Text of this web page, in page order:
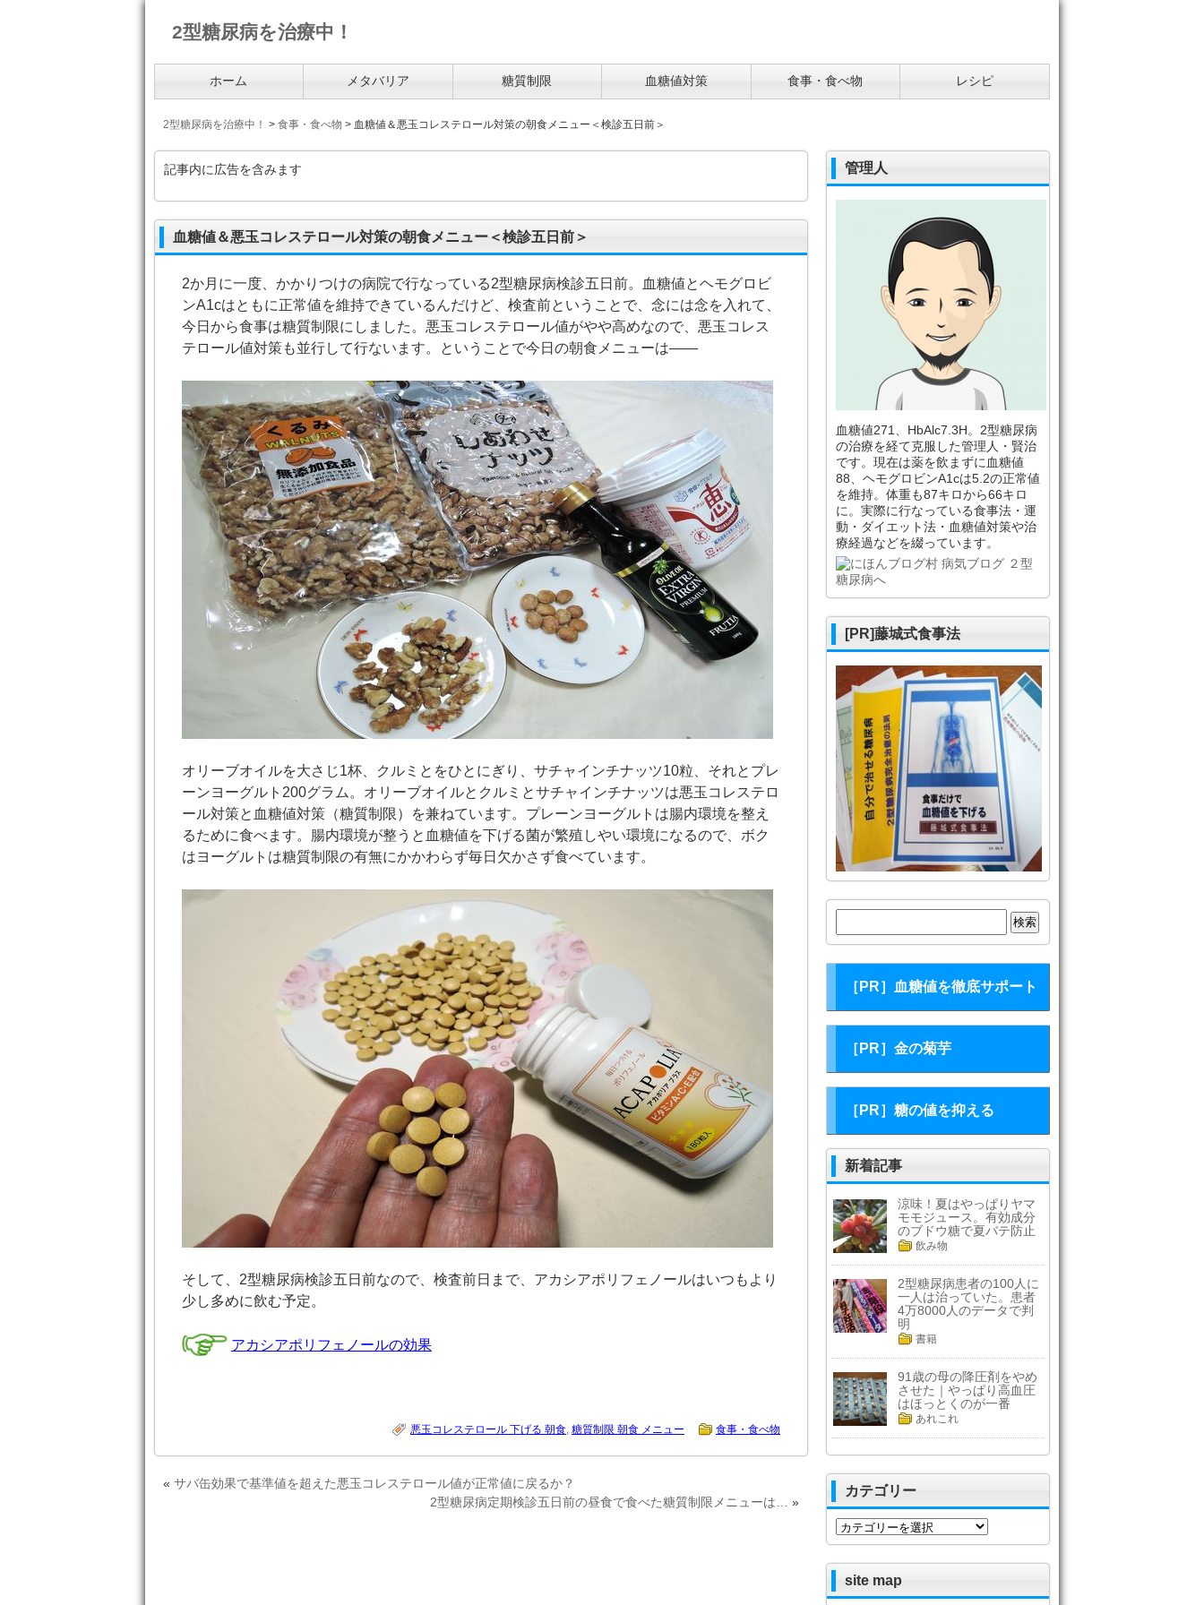
2型糖尿病を治療中！
ホーム メタバリア 糖質制限 血糖値対策 食事・食べ物 レシピ
2型糖尿病を治療中！ > 食事・食べ物 > 血糖値＆悪玉コレステロール対策の朝食メニュー＜検診五日前＞
記事内に広告を含みます
血糖値＆悪玉コレステロール対策の朝食メニュー＜検診五日前＞
2か月に一度、かかりつけの病院で行なっている2型糖尿病検診五日前。血糖値とヘモグロビ
ンA1cはともに正常値を維持できているんだけど、検査前ということで、念には念を入れて、
今日から食事は糖質制限にしました。悪玉コレステロール値がやや高めなので、悪玉コレス
テロール値対策も並行して行ないます。ということで今日の朝食メニューは――
オリーブオイルを大さじ1杯、クルミとをひとにぎり、サチャインチナッツ10粒、それとプレ
ーンヨーグルト200グラム。オリーブオイルとクルミとサチャインチナッツは悪玉コレステロ
ール対策と血糖値対策（糖質制限）を兼ねています。プレーンヨーグルトは腸内環境を整え
るために食べます。腸内環境が整うと血糖値を下げる菌が繁殖しやい環境になるので、ボク
はヨーグルトは糖質制限の有無にかかわらず毎日欠かさず食べています。
そして、2型糖尿病検診五日前なので、検査前日まで、アカシアポリフェノールはいつもより
少し多めに飲む予定。
アカシアポリフェノールの効果
悪玉コレステロール 下げる 朝食, 糖質制限 朝食 メニュー 食事・食べ物
« サバ缶効果で基準値を超えた悪玉コレステロール値が正常値に戻るか？
2型糖尿病定期検診五日前の昼食で食べた糖質制限メニューは…
»
管理人
血糖値271、HbAlc7.3H。2型糖尿病
の治療を経て克服した管理人・賢治
です。現在は薬を飲まずに血糖値
88、ヘモグロビンA1cは5.2の正常値
を維持。体重も87キロから66キロ
に。実際に行なっている食事法・運
動・ダイエット法・血糖値対策や治
療経過などを綴っています。
[PR]藤城式食事法
索:
［PR］血糖値を徹底サポート
［PR］金の菊芋
［PR］糖の値を抑える
新着記事
涼味！夏はやっぱりヤマ
モモジュース。有効成分
のブドウ糖で夏バテ防止
飲み物
2型糖尿病患者の100人に
一人は治っていた。患者
4万8000人のデータで判
明
書籍
91歳の母の降圧剤をやめ
させた｜やっぱり高血圧
はほっとくのが一番
あれこれ
カテゴリー
カ
リ
ー
site map